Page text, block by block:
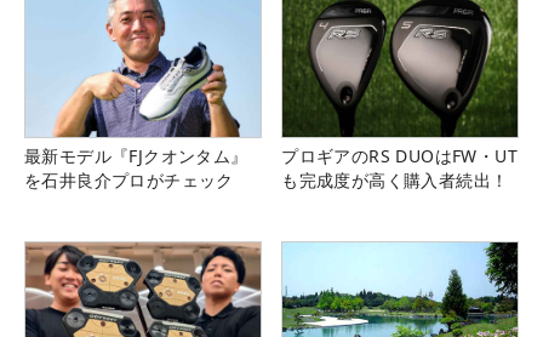
最新モデル『FJクオンタム』
を石井良介プロがチェック
プロギアのRS DUOはFW・UT
も完成度が高く購入者続出！